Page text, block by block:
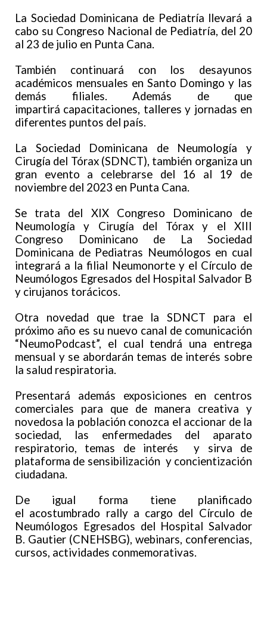
La Sociedad Dominicana de Pediatría llevará a
cabo su Congreso Nacional de Pediatría, del 20
al 23 de julio en Punta Cana.
También continuará con los desayunos
académicos mensuales en Santo Domingo y las
demás filiales. Además de que
impartirá capacitaciones, talleres y jornadas en
diferentes puntos del país.
La Sociedad Dominicana de Neumología y
Cirugía del Tórax (SDNCT), también organiza un
gran evento a celebrarse del 16 al 19 de
noviembre del 2023 en Punta Cana.
Se trata del XIX Congreso Dominicano de
Neumología y Cirugía del Tórax y el XIII
Congreso Dominicano de La Sociedad
Dominicana de Pediatras Neumólogos en cual
integrará a la filial Neumonorte y el Círculo de
Neumólogos Egresados del Hospital Salvador B
y cirujanos torácicos.
Otra novedad que trae la SDNCT para el
próximo año es su nuevo canal de comunicación
“NeumoPodcast”, el cual tendrá una entrega
mensual y se abordarán temas de interés sobre
la salud respiratoria.
Presentará además exposiciones en centros
comerciales para que de manera creativa y
novedosa la población conozca el accionar de la
sociedad, las enfermedades del aparato
respiratorio, temas de interés y sirva de
plataforma de sensibilización y concientización
ciudadana.
De igual forma tiene planificado
el acostumbrado rally a cargo del Círculo de
Neumólogos Egresados del Hospital Salvador
B. Gautier (CNEHSBG), webinars, conferencias,
cursos, actividades conmemorativas.